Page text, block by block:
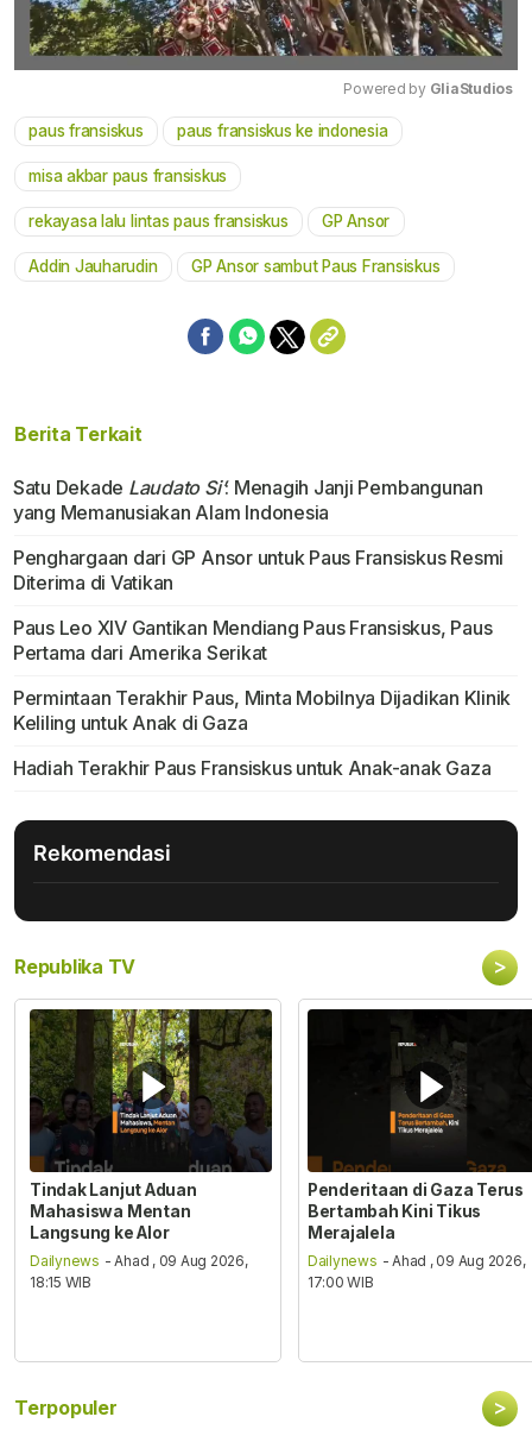
Powered by GliaStudios
paus fransiskus paus fransiskus ke indonesia
misa akbar paus fransiskus
rekayasa lalu lintas paus fransiskus GP Ansor
Addin Jauharudin GP Ansor sambut Paus Fransiskus
Berita Terkait
Satu Dekade Laudato Si’: Menagih Janji Pembangunan
yang Memanusiakan Alam Indonesia
Penghargaan dari GP Ansor untuk Paus Fransiskus Resmi
Diterima di Vatikan
Paus Leo XIV Gantikan Mendiang Paus Fransiskus, Paus
Pertama dari Amerika Serikat
Permintaan Terakhir Paus, Minta Mobilnya Dijadikan Klinik
Keliling untuk Anak di Gaza
Hadiah Terakhir Paus Fransiskus untuk Anak-anak Gaza
Rekomendasi
Republika TV >
Tindak Lanjut Aduan
Mahasiswa Mentan
Langsung ke Alor
Dailynews - Ahad , 09 Aug 2026,
18:15 WIB
Penderitaan di Gaza Terus
Bertambah Kini Tikus
Merajalela
Dailynews - Ahad , 09 Aug 2026,
17:00 WIB
Terpopuler >